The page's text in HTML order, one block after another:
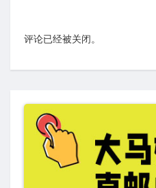
评论已经被关闭。